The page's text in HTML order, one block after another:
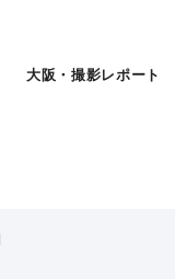
大阪・撮影レポート